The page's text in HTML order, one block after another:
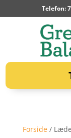
Telefon:
Forside/